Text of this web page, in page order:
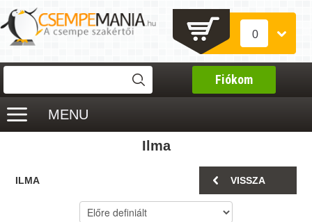
0
Fiókom
MENU
Ilma
ILMA VISSZA